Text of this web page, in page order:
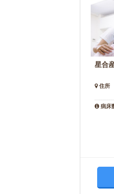
星合
住所
病床